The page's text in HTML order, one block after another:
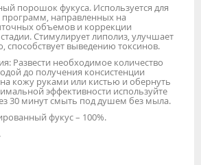
порошок фукуса. Используется для
направленных на
объемов и коррекции
Стимулирует липолиз, улучшает
выведению токсинов.
Развести необходимое количество
до получения консистенции
кожу руками или кистью и обернуть
эффективности используйте
30 минут смыть под душем без мыла.
фукус – 100%.